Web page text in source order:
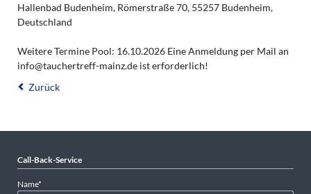
Hallenbad Budenheim, Römerstraße 70, 55257 Budenheim,
Deutschland
Weitere Termine Pool: 16.10.2026 Eine Anmeldung per Mail an
info@tauchertreff-mainz.de ist erforderlich!
Zurück
Call-Back-Service
Pflichtfeld
Name*